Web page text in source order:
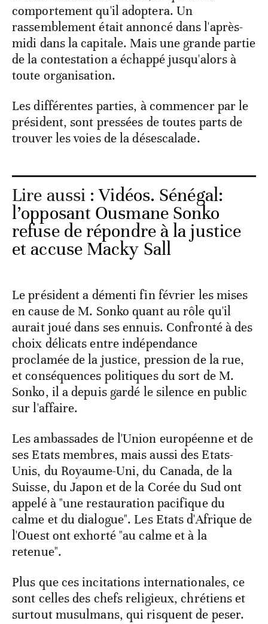
comportement qu'il adoptera. Un
rassemblement était annoncé dans l'après-
midi dans la capitale. Mais une grande partie
de la contestation a échappé jusqu'alors à
toute organisation.
Les différentes parties, à commencer par le
président, sont pressées de toutes parts de
trouver les voies de la désescalade.
Lire aussi :Vidéos. Sénégal:
l’opposant Ousmane Sonko
refuse de répondre à la justice
et accuse Macky Sall
Le président a démenti fin février les mises
en cause de M. Sonko quant au rôle qu'il
aurait joué dans ses ennuis. Confronté à des
choix délicats entre indépendance
proclamée de la justice, pression de la rue,
et conséquences politiques du sort de M.
Sonko, il a depuis gardé le silence en public
sur l'affaire.
Les ambassades de l'Union européenne et de
ses Etats membres, mais aussi des Etats-
Unis, du Royaume-Uni, du Canada, de la
Suisse, du Japon et de la Corée du Sud ont
appelé à "une restauration pacifique du
calme et du dialogue". Les Etats d'Afrique de
l'Ouest ont exhorté "au calme et à la
retenue".
Plus que ces incitations internationales, ce
sont celles des chefs religieux, chrétiens et
surtout musulmans, qui risquent de peser.